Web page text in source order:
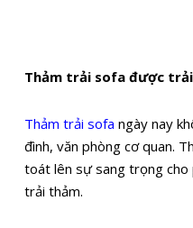
Thảm
Thảm trải sofa được trải
Thảm trải sofa ngày nay
đình, văn phòng cơ quan.
toát lên sự sang trọng cho
trải thảm.